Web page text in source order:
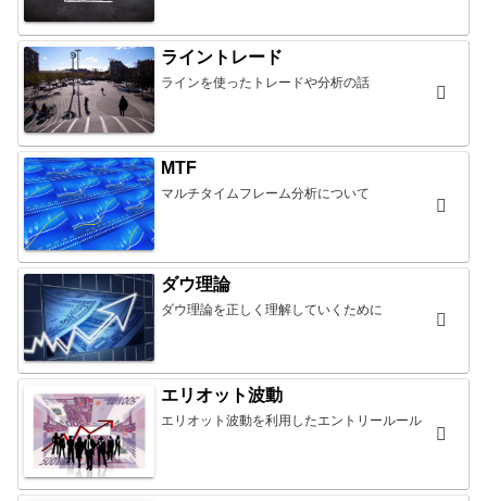
ライントレード
ラインを使ったトレードや分析の話
MTF
マルチタイムフレーム分析について
ダウ理論
ダウ理論を正しく理解していくために
エリオット波動
エリオット波動を利用したエントリールール